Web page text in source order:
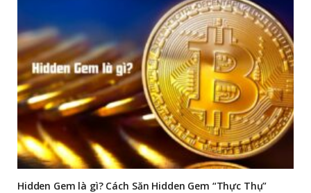
Hidden Gem là gì? Cách Săn Hidden Gem “Thực Thụ”